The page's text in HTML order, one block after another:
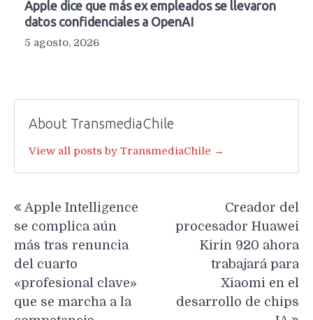
Apple dice que más ex empleados se llevaron
datos confidenciales a OpenAI
5 agosto, 2026
About TransmediaChile
View all posts by TransmediaChile →
entradas
Apple Intelligence
se complica aún
más tras renuncia
del cuarto
«profesional clave»
que se marcha a la
Creador del
procesador Huawei
Kirin 920 ahora
trabajará para
Xiaomi en el
desarrollo de chips